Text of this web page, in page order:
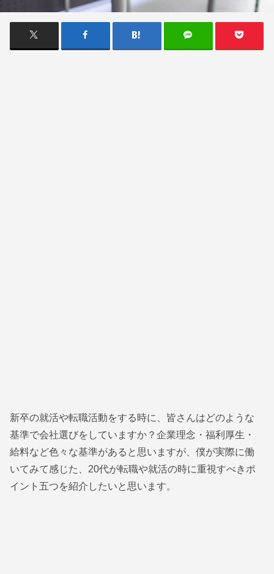
新卒の就活や転職活動をする時に、皆さんはどのような
基準で会社選びをしていますか？企業理念・福利厚生・
給料など色々な基準があると思いますが、僕が実際に働
いてみて感じた、20代が転職や就活の時に重視すべきポ
イント五つを紹介したいと思います。